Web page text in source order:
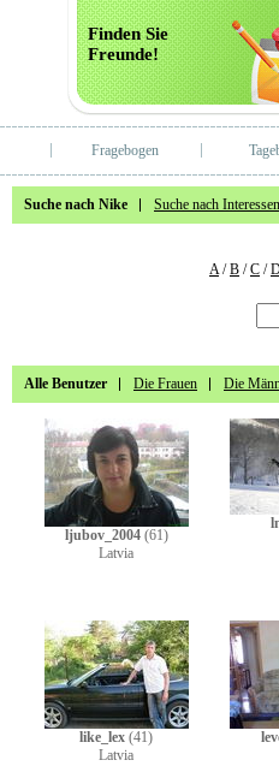
Finden Sie
Freunde!
Fragebogen
Suche nach Nike Suche nach Interessen
A/B /C /
Alle Benutzer Die Frauen Die
ljubov_2004 (61)
Latvia
like_lex (41)
Latvia